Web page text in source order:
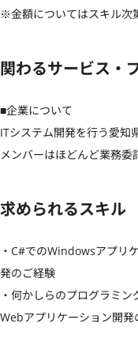
※金額についてはスキル次
関わるサービス・
■企業について
ITシステム開発を行う愛知
メンバーはほどんど業務委
求められるスキル
・C#でのWindowsアプリ
発のご経験
・何かしらのプログラミ
Webアプリケーション開発